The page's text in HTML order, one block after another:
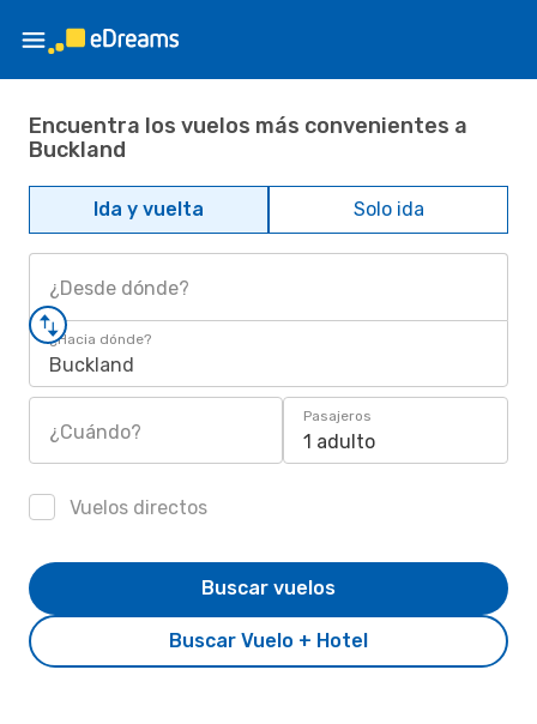
Encuentra los vuelos más convenientes a
Buckland
Ida y vuelta Solo ida
¿Desde dónde?
¿Hacia dónde?
Buckland
¿Cuándo?
Pasajeros
1 adulto
Vuelos directos
Buscar Vuelo + Hotel
Buscar vuelos